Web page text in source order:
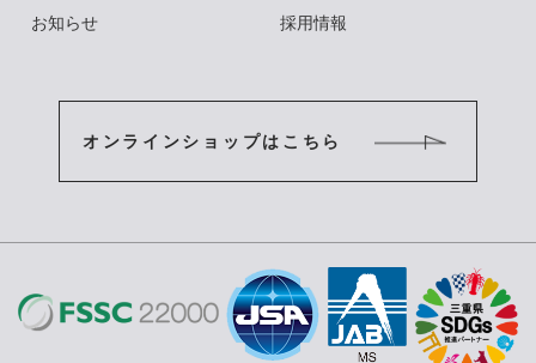
お知らせ
採用情報
オンラインショップはこちら